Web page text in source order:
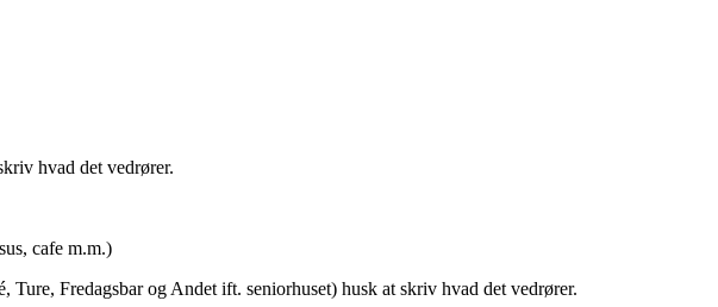
hvad det vedrører.
cafe m.m.)
Fredagsbar og Andet ift. seniorhuset) husk at skriv hvad det vedrører.